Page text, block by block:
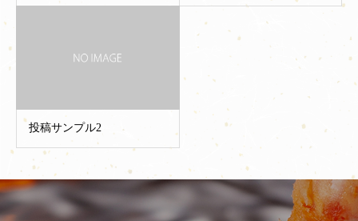
投稿サンプル2